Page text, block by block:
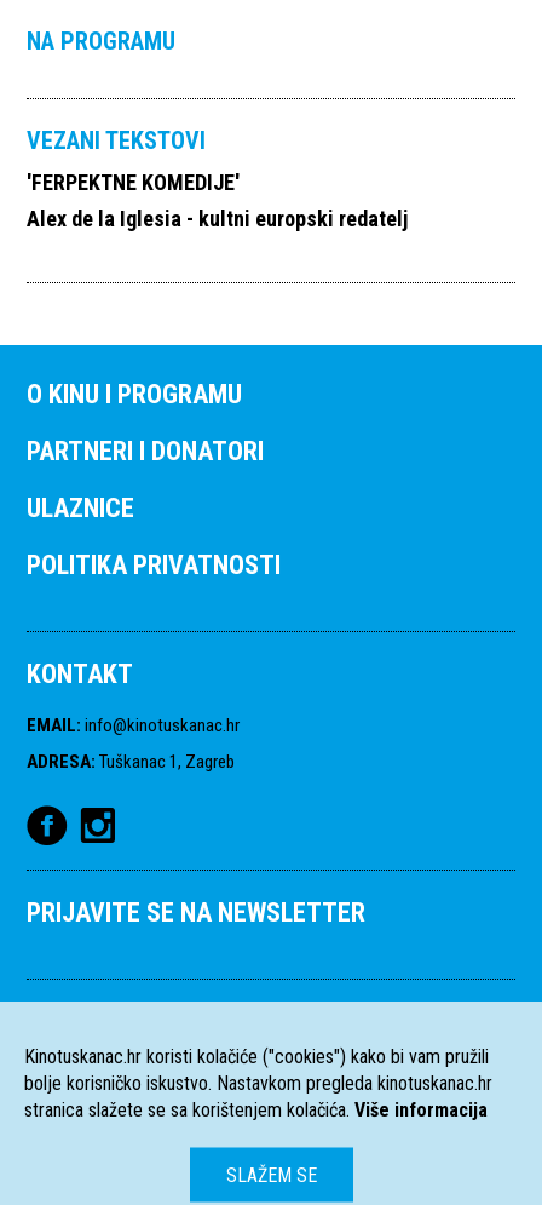
NA PROGRAMU
VEZANI TEKSTOVI
'FERPEKTNE KOMEDIJE'
Alex de la Iglesia - kultni europski redatelj
O KINU I PROGRAMU
PARTNERI I DONATORI
ULAZNICE
POLITIKA PRIVATNOSTI
KONTAKT
EMAIL: info@kinotuskanac.hr
ADRESA: Tuškanac 1, Zagreb
PRIJAVITE SE NA NEWSLETTER
Kinotuskanac.hr koristi kolačiće ("cookies") kako bi vam pružili
bolje korisničko iskustvo. Nastavkom pregleda kinotuskanac.hr
stranica slažete se sa korištenjem kolačića. Više informacija
SLAŽEM SE